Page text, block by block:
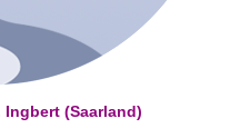
Ingbert (Saarland)